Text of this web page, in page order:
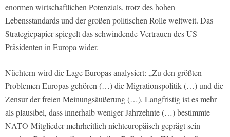
enormen wirtschaftlichen Potenzials, trotz des hohen
Lebensstandards und der großen politischen Rolle weltweit. Das
Strategiepapier spiegelt das schwindende Vertrauen des US-
Präsidenten in Europa wider.
Nüchtern wird die Lage Europas analysiert: „Zu den größten
Problemen Europas gehören (…) die Migrationspolitik (…) und die
Zensur der freien Meinungsäußerung (…). Langfristig ist es mehr
als plausibel, dass innerhalb weniger Jahrzehnte (…) bestimmte
NATO-Mitglieder mehrheitlich nichteuropäisch geprägt sein